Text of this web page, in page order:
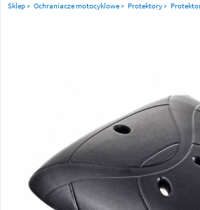
Sklep» Ochraniacze motocyklowe» Protektory»